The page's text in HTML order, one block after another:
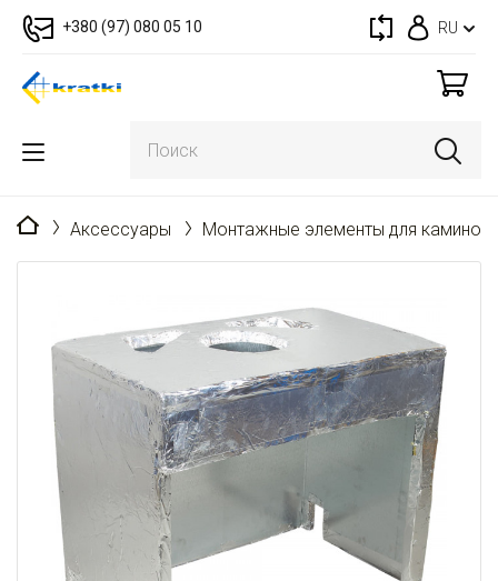
+380 (97) 080 05 10 RU
Главная
Аксессуары Монтажные элементы для каминов